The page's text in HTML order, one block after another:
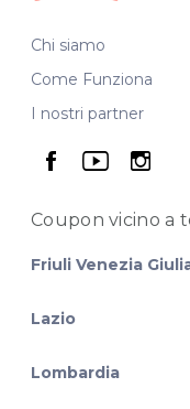
Chi siamo
Come Funziona
I nostri partner
seguici su
Coupon vicinoa
Friuli Venezia
Lazio
Lombardia